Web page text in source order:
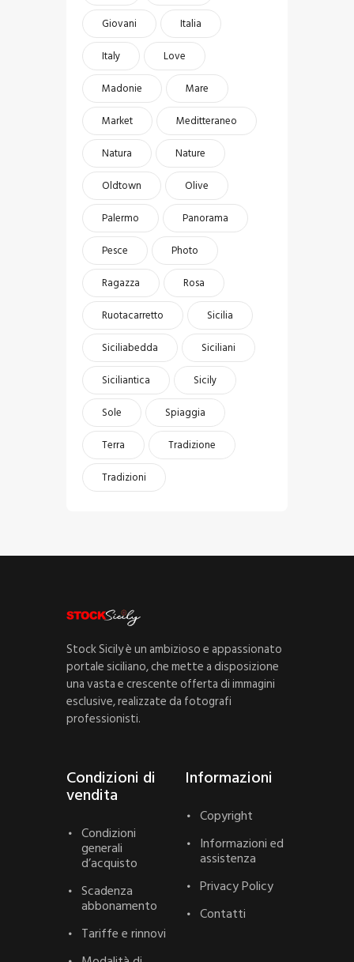
Giovani
Italia
Italy
Love
Madonie
Mare
Market
Meditteraneo
Natura
Nature
Oldtown
Olive
Palermo
Panorama
Pesce
Photo
Ragazza
Rosa
Ruotacarretto
Sicilia
Siciliabedda
Siciliani
Siciliantica
Sicily
Sole
Spiaggia
Terra
Tradizione
Tradizioni
Stock Sicily è un ambizioso e appassionato
portale siciliano, che mette a disposizione
una vasta e crescente offerta di immagini
esclusive, realizzate da fotografi
professionisti.
Condizioni di
vendita
Condizioni
generali
d’acquisto
Scadenza
abbonamento
Tariffe e rinnovi
Informazioni
Copyright
Informazioni ed
assistenza
Privacy Policy
Contatti